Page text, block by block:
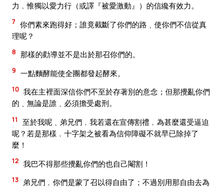
力﹐惟獨以愛力行（或譯『被愛激動』）的信纔有效力。
7 你們素來跑得好；誰竟截斷了你們的路﹑使你們不信從真
理呢？
8 那樣的勸導並不是出於那召你們的。
9 一點麵酵能使全團都發起酵來。
10 我在主裡面深信你們不至於存著別的意念；但那攪亂你們
的﹑無論是誰﹑必須擔受處刑。
11
至於我呢﹑弟兄們﹐我若還在宣傳割禮﹐為甚麼還受逼迫
呢？若是那樣﹐十字架之被看為信仰障礙不就早已除掉了
麼！
12 我巴不得那些攪亂你們的也自己閹割！
13 弟兄們﹐你們是蒙了召以得自由了；不過別用那自由去為